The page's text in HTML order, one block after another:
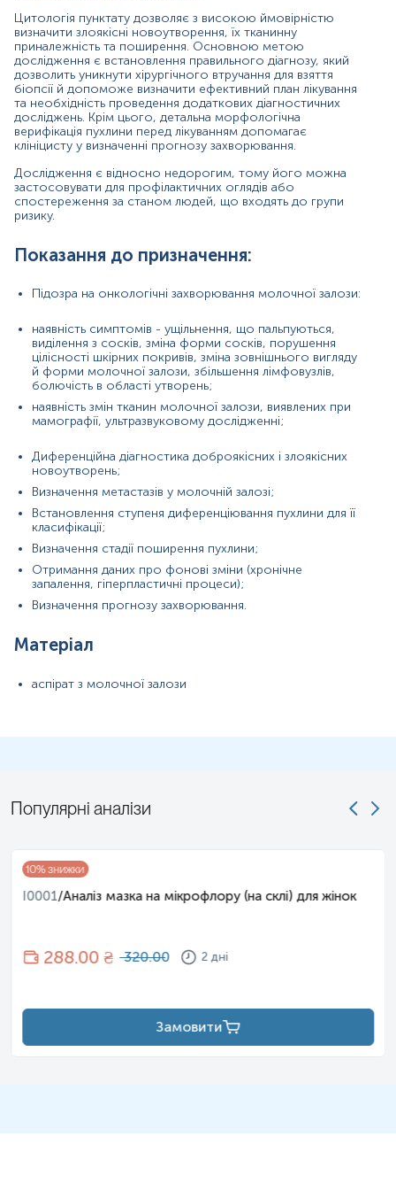
залози, збільшення лімфовузлів, болючість в
області утворень;
наявність змін тканин молочної залози, виявлених
при мамографії, ультразвуковому дослідженні;
Диференційна діагностика доброякісних і
злоякісних новоутворень;
Визначення метастазів у молочній залозі;
Встановлення ступеня диференціювання пухлини
Визначення стадії поширення пухлини;
Отримання даних про фонові зміни (хронічне
запалення, гіперпластичні процеси);
Визначення прогнозу захворювання.
Матеріал
аспірат з молочної залози
Одиниці вимірювання, референтні значення та діапазон
вимірювань можуть змінюватися у відповідності до зміни
тест-систем.
Цитологія пунктату дозволяє з високою ймовірністю
визначити злоякісні новоутворення, їх тканинну
приналежність та поширення. Основною метою
дослідження є встановлення правильного діагнозу, який
дозволить уникнути хірургічного втручання для взяття
біопсії й допоможе визначити ефективний план лікування
та необхідність проведення додаткових діагностичних
досліджень. Крім цього, детальна морфологічна
верифікація пухлини перед лікуванням допомагає
клініцисту у визначенні прогнозу захворювання.
Дослідження є відносно недорогим, тому його можна
застосовувати для профілактичних оглядів або
спостереження за станом людей, що входять до групи
ризику.
Показання до призначення:
Підозра на онкологічні захворювання молочної залози:
наявність симптомів - ущільнення, що пальпуються,
виділення з сосків, зміна форми сосків, порушення
цілісності шкірних покривів, зміна зовнішнього вигляду
й форми молочної залози, збільшення лімфовузлів,
болючість в області утворень;
наявність змін тканин молочної залози, виявлених при
мамографії, ультразвуковому дослідженні;
Диференційна діагностика доброякісних і злоякісних
новоутворень;
Визначення метастазів у молочній залозі;
Встановлення ступеня диференціювання пухлини для її
класифікації;
Визначення стадії поширення пухлини;
Отримання даних про фонові зміни (хронічне
запалення, гіперпластичні процеси);
Визначення прогнозу захворювання.
Матеріал
аспірат з молочної залози
Популярні аналізи
10% знижки
I0001/Аналіз мазка на мікрофлору (на склі) для жінок
288.00 ₴ 320.00 2 дні
Замовити